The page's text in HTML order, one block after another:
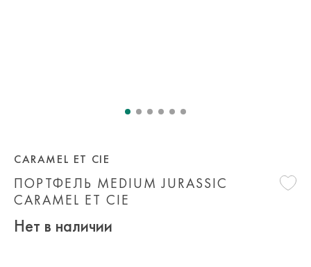
ПОРТФЕЛЬ MEDIUM JURASSIC
CARAMEL ET CIE
CARAMEL ET CIE
Нет в наличии